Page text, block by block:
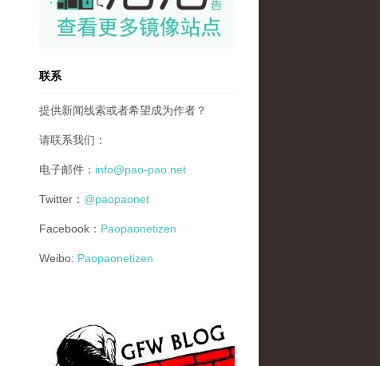
联系
提供新闻线索或者希望成为作者？
请联系我们：
电子邮件： info@pao-pao.net
Twitter： @paopaonet
Facebook： Paopaonetizen
Weibo: Paopaonetizen
gfw_blog_small.jpg